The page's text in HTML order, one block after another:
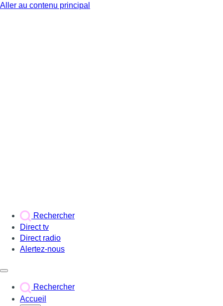
Aller au contenu principal
Rechercher
Direct tv
Direct radio
Alertez-nous
Rechercher
Accueil